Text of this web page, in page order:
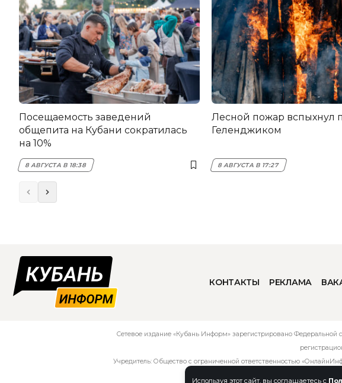
Используя этот сайт, вы соглашаетесь с
Посещаемость заведений
общепита на Кубани сократилась
на 10%
8 АВГУСТА В 18:38
Лесной пожар вспыхнул
Геленджиком
8 АВГУСТА В 17:27
КОНТАКТЫ РЕКЛАМА
Сетевое издание «Кубань Информ» зарегистрировано
Учредитель: Общество с ограниченной ответственностью